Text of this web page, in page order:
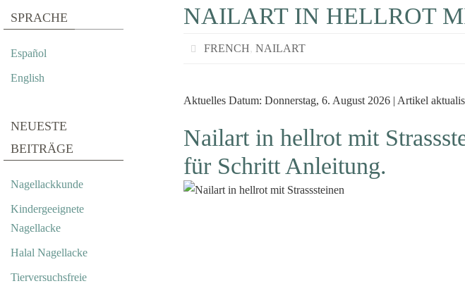
NAILART IN HELLROT
FRENCH, NAILART
Aktuelles Datum: Donnerstag, 6. August 2026 | Artikel
Nailart in hellrot mit
für Schritt Anleitung.
SPRACHE
Español
English
NEUESTE
BEITRÄGE
Nagellackkunde
Kindergeeignete
Nagellacke
Halal Nagellacke
Tierversuchsfreie